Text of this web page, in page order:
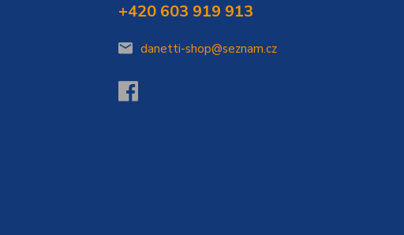
+420 603 919 913
danetti-shop@seznam.cz